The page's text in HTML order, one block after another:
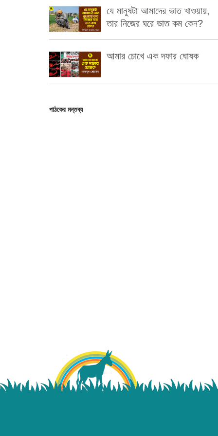
যে মানুষটা আমাদের ভাত খাওয়ায়,
তার নিজের ঘরে ভাত কম কেন?
আমার চোখে এক দফার ঘোষক
পাঠকের মন্তব্য